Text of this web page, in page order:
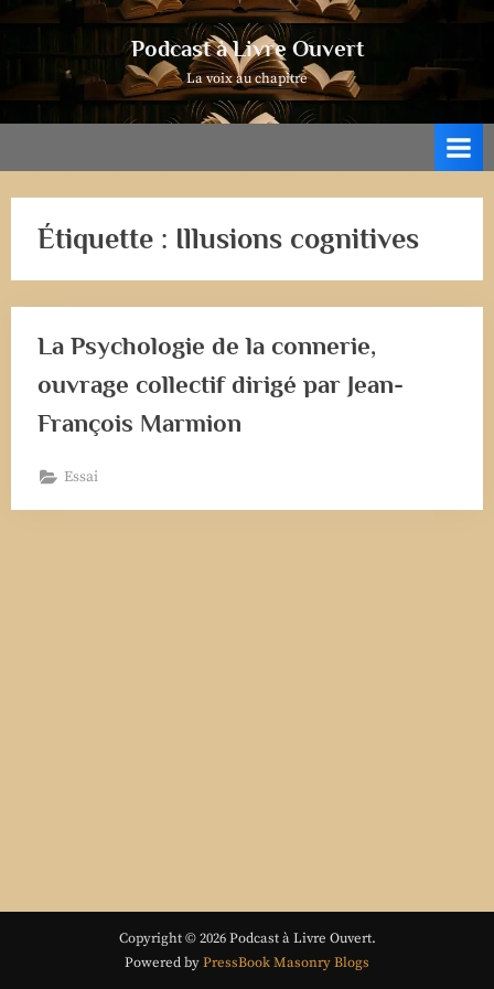
Podcast à Livre Ouvert
La voix au chapitre
Étiquette : Illusions cognitives
La Psychologie de la connerie,
ouvrage collectif dirigé par Jean-
François Marmion
Essai
Copyright © 2026 Podcast à Livre Ouvert.
Powered byPressBook Masonry Blogs